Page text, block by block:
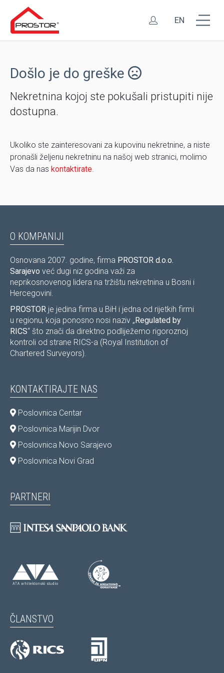
EN
Došlo je do greške
Nekretnina kojoj ste pokušali pristupiti nije
dostupna.
Ukoliko ste zainteresovani za kupovinu nekretnine, a niste
pronašli željenu nekretninu na našoj web stranici, molimo
Vas da nas kontaktirate.
O KOMPANIJI
Osnovana 2007. godine, firma PROSTOR d.o.o.
Sarajevo već dugi niz godina važi za
neprikosnovenog lidera na tržištu nekretnina u Bosni i
Hercegovini.
PROSTOR je jedina firma u BiH i jedna od rijetkih firmi
u regionu, koja ponosno nosi naziv „Regulated by
RICS“ što znači da direktno podliježemo rigoroznoj
kontroli od strane RICS-a (Royal Institution of
Chartered Surveyors).
KONTAKTIRAJTE NAS
Poslovnica Centar
Poslovnica Marijin Dvor
Poslovnica Novo Sarajevo
Poslovnica Novi Grad
PARTNERI
ČLANSTVO